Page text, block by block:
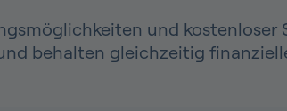
und
behalten gleichzeitig